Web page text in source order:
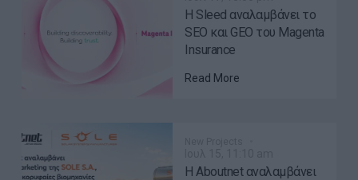
Η Sleed αναλαμβάνει το
SEO και GEO του Magenta
Insurance
Read More
Η Aboutnet αναλαμβάνει